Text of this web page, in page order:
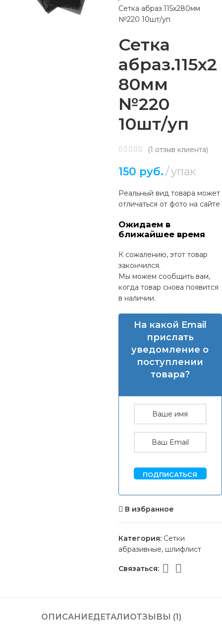
Сетка абраз.115х280мм
№220 10шт/уп
Сетка
абраз.115х2
80мм
№220
10шт/уп
(1 отзыв клиента)
150 руб. упак
Реальный вид товара может
отличаться от фото на сайте
Ожидаем в
ближайшее время
К сожалению, этот товар
закончился.
Мы можем сообщить вам,
когда товар снова появится
в наличии.
На какой Email
прислать
уведомление о
поступлении
товара?
ПОДПИСАТЬСЯ
В избранное
Категория: Сетки
абразивные, шлифлист
Связаться:
ОПИСАНИЕДЕТАЛИОТЗЫВЫ (1)